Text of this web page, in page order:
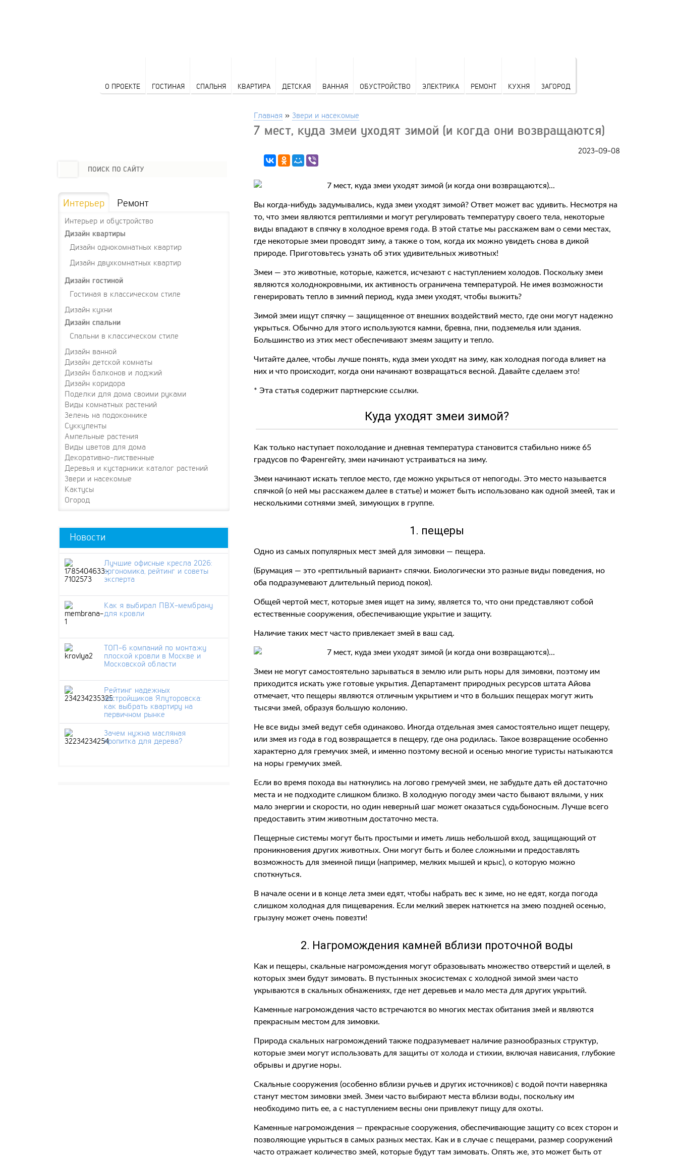
О ПРОЕКТЕ ГОСТИНАЯ СПАЛЬНЯ КВАРТИРА ДЕТСКАЯ ВАННАЯ ОБУСТРОЙСТВО ЭЛЕКТРИКА РЕМОНТ КУХНЯ ЗАГОРОД
Главная » Звери и насекомые
7 мест, куда змеи уходят зимой (и когда они возвращаются)
2023-09-08
Вы когда-нибудь задумывались, куда змеи уходят зимой? Ответ может вас удивить. Несмотря на
то, что змеи являются рептилиями и могут регулировать температуру своего тела, некоторые
виды впадают в спячку в холодное время года. В этой статье мы расскажем вам о семи местах,
где некоторые змеи проводят зиму, а также о том, когда их можно увидеть снова в дикой
природе. Приготовьтесь узнать об этих удивительных животных!
Змеи — это животные, которые, кажется, исчезают с наступлением холодов. Поскольку змеи
являются холоднокровными, их активность ограничена температурой. Не имея возможности
генерировать тепло в зимний период, куда змеи уходят, чтобы выжить?
Зимой змеи ищут спячку — защищенное от внешних воздействий место, где они могут надежно
укрыться. Обычно для этого используются камни, бревна, пни, подземелья или здания.
Большинство из этих мест обеспечивают змеям защиту и тепло.
Читайте далее, чтобы лучше понять, куда змеи уходят на зиму, как холодная погода влияет на
них и что происходит, когда они начинают возвращаться весной. Давайте сделаем это!
* Эта статья содержит партнерские ссылки.
Куда уходят змеи зимой?
Как только наступает похолодание и дневная температура становится стабильно ниже 65
градусов по Фаренгейту, змеи начинают устраиваться на зиму.
Змеи начинают искать теплое место, где можно укрыться от непогоды. Это место называется
спячкой (о ней мы расскажем далее в статье) и может быть использовано как одной змеей, так и
несколькими сотнями змей, зимующих в группе.
1. пещеры
Одно из самых популярных мест змей для зимовки — пещера.
(Брумация — это «рептильный вариант» спячки. Биологически это разные виды поведения, но
оба подразумевают длительный период покоя).
Общей чертой мест, которые змея ищет на зиму, является то, что они представляют собой
естественные сооружения, обеспечивающие укрытие и защиту.
Наличие таких мест часто привлекает змей в ваш сад.
Змеи не могут самостоятельно зарываться в землю или рыть норы для зимовки, поэтому им
приходится искать уже готовые укрытия. Департамент природных ресурсов штата Айова
отмечает, что пещеры являются отличным укрытием и что в больших пещерах могут жить
тысячи змей, образуя большую колонию.
Не все виды змей ведут себя одинаково. Иногда отдельная змея самостоятельно ищет пещеру,
или змея из года в год возвращается в пещеру, где она родилась. Такое возвращение особенно
характерно для гремучих змей, и именно поэтому весной и осенью многие туристы натыкаются
на норы гремучих змей.
Если во время похода вы наткнулись на логово гремучей змеи, не забудьте дать ей достаточно
места и не подходите слишком близко. В холодную погоду змеи часто бывают вялыми, у них
мало энергии и скорости, но один неверный шаг может оказаться судьбоносным. Лучше всего
предоставить этим животным достаточно места.
Пещерные системы могут быть простыми и иметь лишь небольшой вход, защищающий от
проникновения других животных. Они могут быть и более сложными и предоставлять
возможность для змеиной пищи (например, мелких мышей и крыс), о которую можно
споткнуться.
В начале осени и в конце лета змеи едят, чтобы набрать вес к зиме, но не едят, когда погода
слишком холодная для пищеварения. Если мелкий зверек наткнется на змею поздней осенью,
грызуну может очень повезти!
2. Нагромождения камней вблизи проточной воды
Как и пещеры, скальные нагромождения могут образовывать множество отверстий и щелей, в
которых змеи будут зимовать. В пустынных экосистемах с холодной зимой змеи часто
укрываются в скальных обнажениях, где нет деревьев и мало места для других укрытий.
Каменные нагромождения часто встречаются во многих местах обитания змей и являются
прекрасным местом для зимовки.
Природа скальных нагромождений также подразумевает наличие разнообразных структур,
которые змеи могут использовать для защиты от холода и стихии, включая нависания, глубокие
обрывы и другие норы.
Скальные сооружения (особенно вблизи ручьев и других источников) с водой почти наверняка
станут местом зимовки змей. Змеи часто выбирают места вблизи воды, поскольку им
необходимо пить ее, а с наступлением весны они привлекут пищу для охоты.
Каменные нагромождения — прекрасные сооружения, обеспечивающие защиту со всех сторон и
позволяющие укрыться в самых разных местах. Как и в случае с пещерами, размер сооружений
часто отражает количество змей, которые будут там зимовать. Опять же, это может быть от
Интерьер Ремонт
Интерьер и обустройство
Дизайн квартиры
Дизайн однокомнатных квартир
Дизайн двухкомнатных квартир
Дизайн гостиной
Гостиная в классическом стиле
Дизайн кухни
Дизайн спальни
Спальни в классическом стиле
Дизайн ванной
Дизайн детской комнаты
Дизайн балконов и лоджий
Дизайн коридора
Поделки для дома своими руками
Виды комнатных растений
Зелень на подоконнике
Суккуленты
Ампельные растения
Виды цветов для дома
Декоративно-лиственные
Деревья и кустарники: каталог растений
Звери и насекомые
Кактусы
Огород
Новости
Лучшие офисные кресла 2026:
эргономика, рейтинг и советы
эксперта
Как я выбирал ПВХ-мембрану
для кровли
ТОП-6 компаний по монтажу
плоской кровли в Москве и
Московской области
Рейтинг надежных
застройщиков Ялуторовска:
как выбрать квартиру на
первичном рынке
Зачем нужна масляная
пропитка для дерева?